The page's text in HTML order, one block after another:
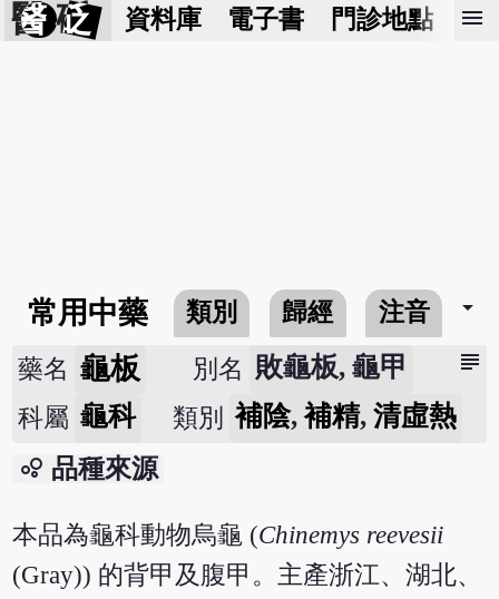
醫 砭 資料庫 電子書 門診地點 預
menu
常用中藥 類別 歸經 注音 arrow_drop_down
subject
藥名 龜板 別名 敗龜板, 龜甲
科屬 龜科 類別 補陰,補精, 清虛熱
bubble_chart 品種來源
本品為龜科動物烏龜 (Chinemys reevesii
(Gray)) 的背甲及腹甲。主產浙江、湖北、